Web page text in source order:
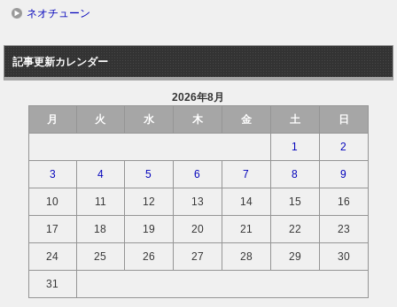
ネオチューン
記事更新カレンダー
2026年8月
月
火 水 木 金 土 日
1 2
3 4 5 6 7 8 9
10 11 12 13 14 15 16
17 18 19 20 21 22 23
24 25 26 27 28 29 30
31